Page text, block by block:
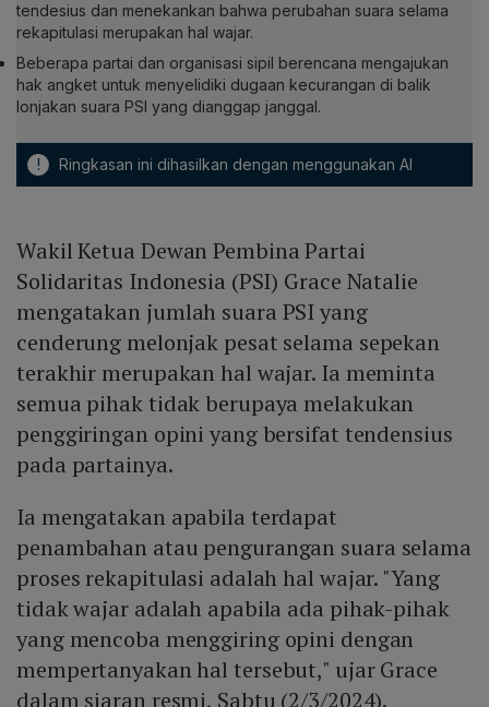
tendesius dan menekankan bahwa perubahan suara selama
rekapitulasi merupakan hal wajar.
Beberapa partai dan organisasi sipil berencana mengajukan
hak angket untuk menyelidiki dugaan kecurangan di balik
lonjakan suara PSI yang dianggap janggal.
! Ringkasan ini dihasilkan dengan menggunakan AI
Wakil Ketua Dewan Pembina Partai
Solidaritas Indonesia (PSI) Grace Natalie
mengatakan jumlah suara PSI yang
cenderung melonjak pesat selama sepekan
terakhir merupakan hal wajar. Ia meminta
semua pihak tidak berupaya melakukan
penggiringan opini yang bersifat tendensius
pada partainya.
Ia mengatakan apabila terdapat
penambahan atau pengurangan suara selama
proses rekapitulasi adalah hal wajar. "Yang
tidak wajar adalah apabila ada pihak-pihak
yang mencoba menggiring opini dengan
mempertanyakan hal tersebut," ujar Grace
dalam siaran resmi, Sabtu (2/3/2024).